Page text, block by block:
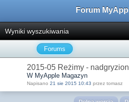
Forum
Wyniki wyszukiwania
Forums
2015-05 Reżimy -
W MyApple Magazyn
Napisano 21 sie 2015 10:43 przez tomasz